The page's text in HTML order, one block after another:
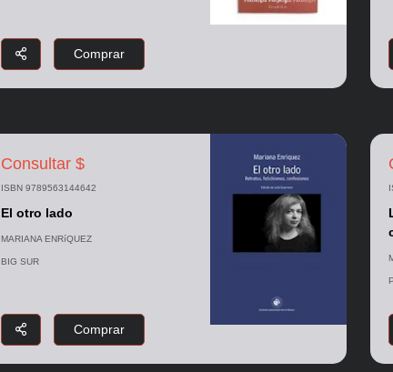
Comprar
Consultar $
ISBN 9789563144642
El otro lado
MARIANA ENRíQUEZ
BIG SUR
Comprar